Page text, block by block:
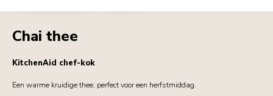
Chai thee
KitchenAid chef-kok
Een warme kruidige thee, perfect voor een herfstmiddag.